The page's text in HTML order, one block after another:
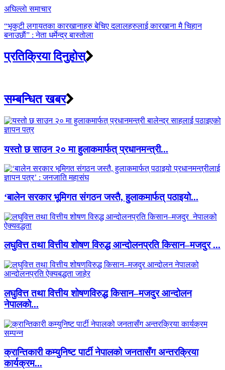
अघिल्लाे समाचार
“भृकुटी लगायतका कारखानाहरु बेचिए दलालहरुलाई कारखाना मै चिहान
बनाउछाैं” : नेता धर्मेन्द्र बास्ताेला
प्रतिक्रिया दिनुहोस्
सम्बन्धित खबर
यस्तो छ साउन २० मा हुलाकमार्फत् प्रधानमन्त्री...
‘बालेन सरकार भूमिगत संगठन जस्तै, हुलाकमार्फत् पठाइयो...
लघुवित्त तथा वित्तीय शोषण विरुद्ध आन्दोलनप्रति किसान–मजदुर ...
लघुवित्त तथा वित्तीय शोषणविरुद्ध किसान–मजदुर आन्दोलन
नेपालको...
क्रान्तिकारी कम्युनिष्ट पार्टी नेपालको जनतासँग अन्तरक्रिया
कार्यक्रम...